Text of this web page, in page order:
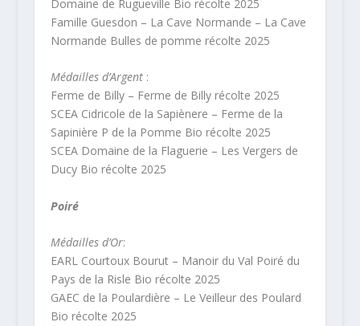
Domaine de Rugueville Bio récolte 2025
Famille Guesdon – La Cave Normande – La Cave
Normande Bulles de pomme récolte 2025
Médailles d’Argent :
Ferme de Billy – Ferme de Billy récolte 2025
SCEA Cidricole de la Sapiènere – Ferme de la
Sapinière P de la Pomme Bio récolte 2025
SCEA Domaine de la Flaguerie – Les Vergers de
Ducy Bio récolte 2025
Poiré
Médailles d’Or:
EARL Courtoux Bourut – Manoir du Val Poiré du
Pays de la Risle Bio récolte 2025
GAEC de la Poulardière – Le Veilleur des Poulard
Bio récolte 2025